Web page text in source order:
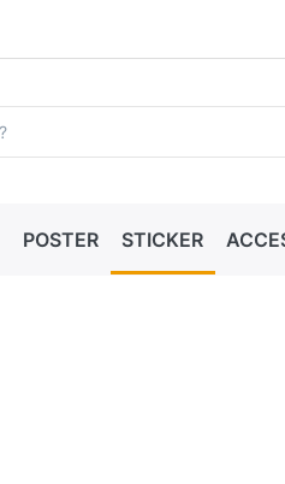
POSTER STICKER